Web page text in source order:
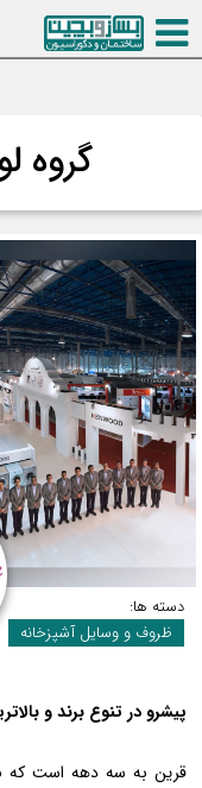
گروه
دسته ها:
ظروف و وسایل آشپزخانه
پیشرو در تنوع برند و
قرین به سه دهه است که